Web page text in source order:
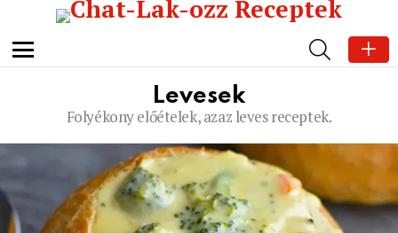
Menu
SEARCH
Levesek
Folyékony előételek, azaz leves receptek.
Latest
stories